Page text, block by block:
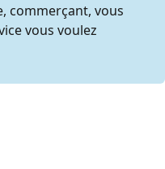
commerçant, vous
vous voulez